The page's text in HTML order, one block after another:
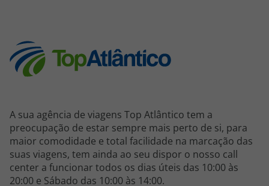
A sua agência de viagens Top Atlântico tem a
preocupação de estar sempre mais perto de si, para
maior comodidade e total facilidade na marcação das
suas viagens, tem ainda ao seu dispor o nosso call
center a funcionar todos os dias úteis das 10:00 às
20:00 e Sábado das 10:00 às 14:00.